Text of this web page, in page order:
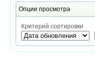
Опции просмотра
Критерий сортировки